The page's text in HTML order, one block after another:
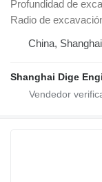
Profundidad de
Radio de
China, Shanghai
Shanghai Dige